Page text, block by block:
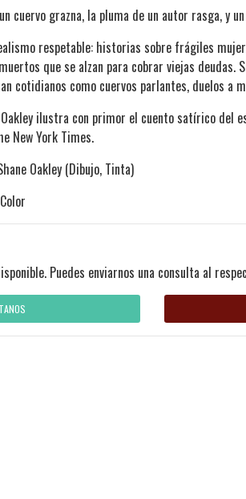
cuervo grazna, la pluma de un autor rasga, y
respetable: historias sobre frágiles
que se alzan para cobrar viejas deudas.
cotidianos como cuervos parlantes, duelos a
Oakley ilustra con primor el cuento satírico del
New York Times.
Oakley (Dibujo, Tinta)
Puedes enviarnos una consulta al